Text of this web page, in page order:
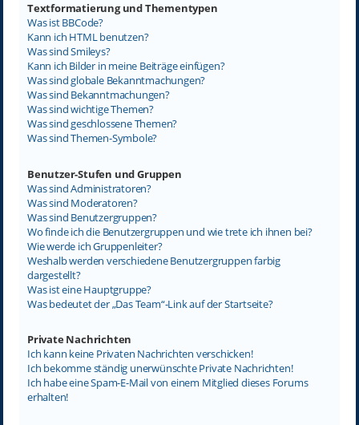
Textformatierung und Thementypen
Was ist BBCode?
Kann ich HTML benutzen?
Was sind Smileys?
Kann ich Bilder in meine Beiträge einfügen?
Was sind globale Bekanntmachungen?
Was sind Bekanntmachungen?
Was sind wichtige Themen?
Was sind geschlossene Themen?
Was sind Themen-Symbole?
Benutzer-Stufen und Gruppen
Was sind Administratoren?
Was sind Moderatoren?
Was sind Benutzergruppen?
Wo finde ich die Benutzergruppen und wie trete ich ihnen bei?
Wie werde ich Gruppenleiter?
Weshalb werden verschiedene Benutzergruppen farbig
dargestellt?
Was ist eine Hauptgruppe?
Was bedeutet der „Das Team“-Link auf der Startseite?
Private Nachrichten
Ich kann keine Privaten Nachrichten verschicken!
Ich bekomme ständig unerwünschte Private Nachrichten!
Ich habe eine Spam-E-Mail von einem Mitglied dieses Forums
erhalten!